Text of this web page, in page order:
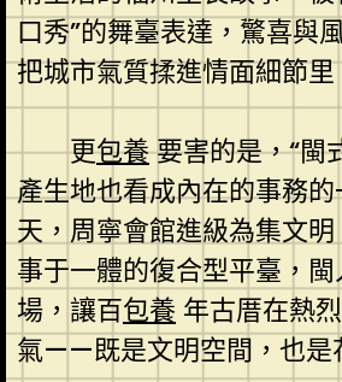
口秀”的舞臺表達，驚喜與
把城市氣質揉進情面細節里
更包養要害的是，“閩
產生地也看成內在的事務
天，周寧會館進級為集文
事于一體的復合型平臺，
場，讓百包養 年古厝在熱
氣——既是文明空間，也是